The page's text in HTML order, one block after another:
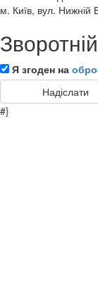
м. Київ, вул.
Я згоден на
#}